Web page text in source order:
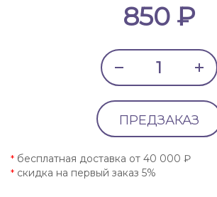
850 ₽
ПРЕДЗАКАЗ
* бесплатная доставка от 40 000 ₽
* скидка на первый заказ 5%